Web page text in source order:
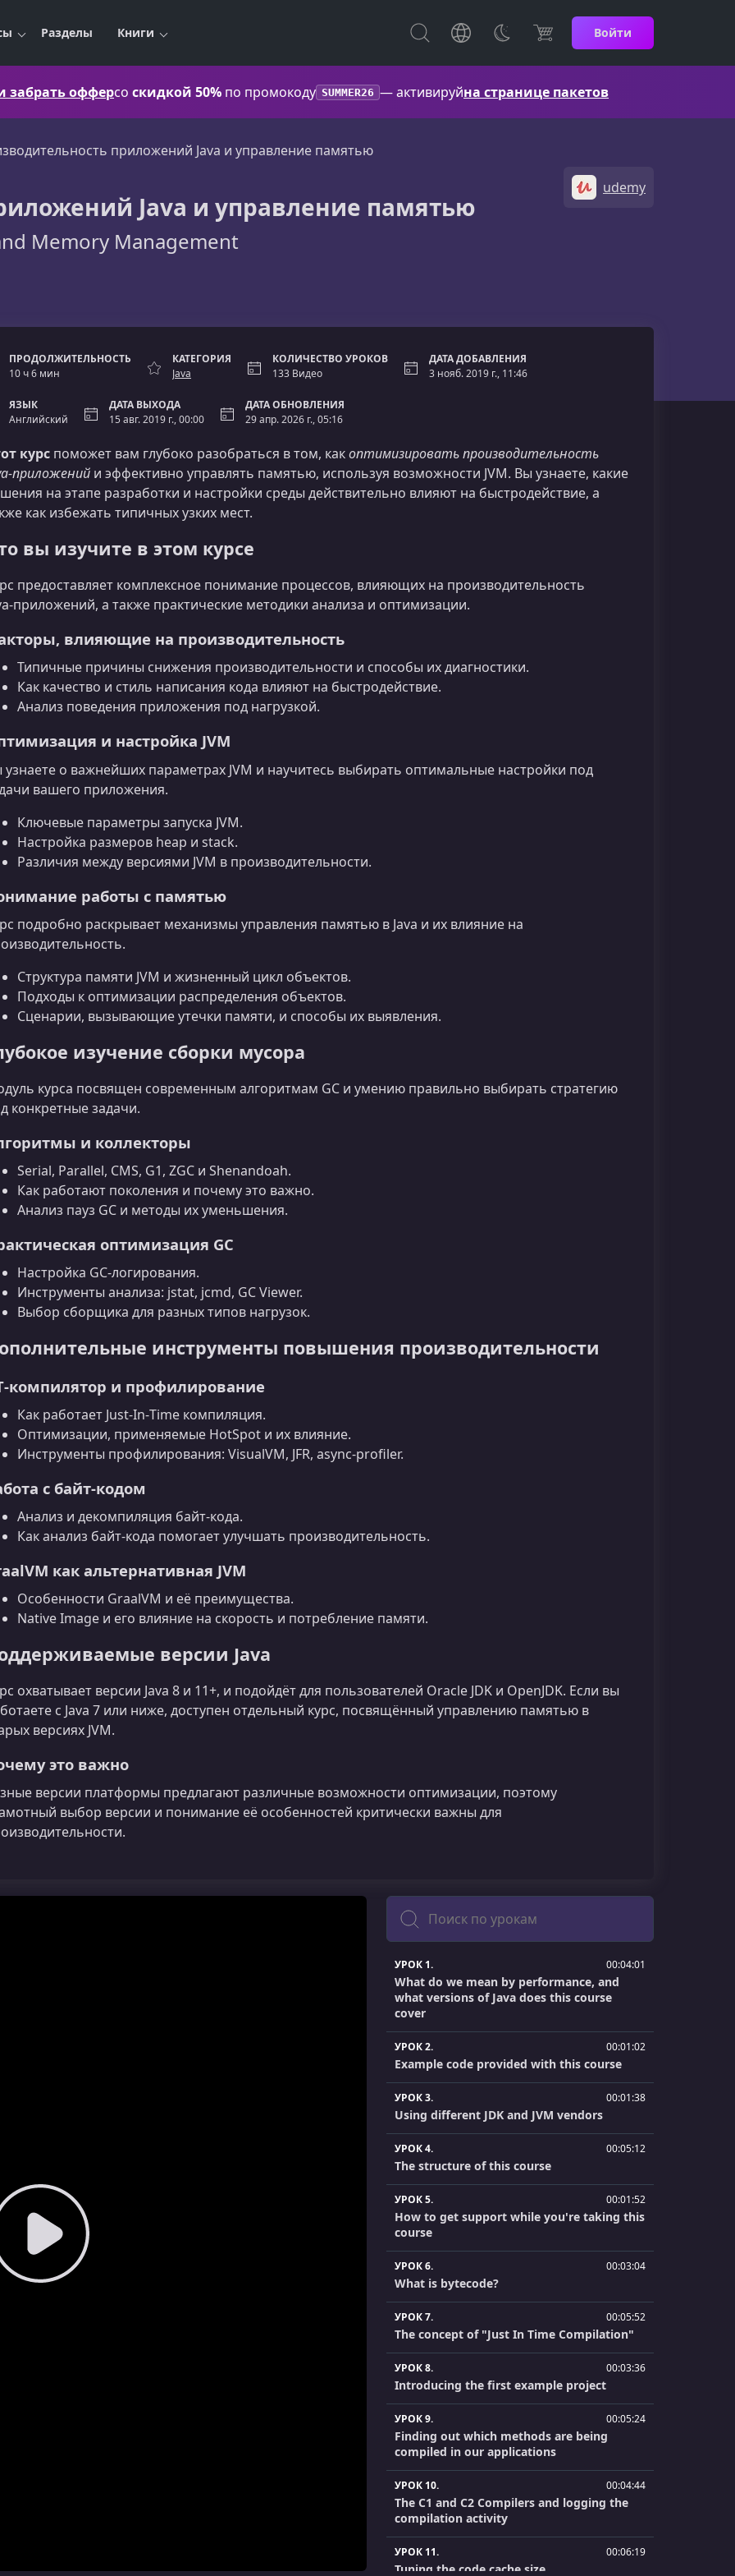
Разделы Книги Войти
забрать офферсо скидкой 50% по промокоду SUMMER26 — активируйна странице пакетов
приложений Java и управление памятью
Java и управление памятью
Memory Management
udemy
ПРОДОЛЖИТЕЛЬНОСТЬ
10 ч 6 мин
КАТЕГОРИЯ
Java
КОЛИЧЕСТВО УРОКОВ
133 Видео
ДАТА ДОБАВЛЕНИЯ
3 нояб. 2019 г., 11:46
ЯЗЫК
Английский
ДАТА ВЫХОДА
15 авг. 2019 г., 00:00
ДАТА ОБНОВЛЕНИЯ
29 апр. 2026 г., 05:16
курс поможет вам глубоко разобраться в том, какоптимизировать производительность
и эффективно управлять памятью, используя возможности JVM. Вы узнаете, какие
на этапе разработки и настройки среды действительно влияют на быстродействие, а
как избежать типичных узких мест.
вы изучите в этом курсе
предоставляет комплексное понимание процессов, влияющих на производительность
а также практические методики анализа и оптимизации.
влияющие на производительность
Типичные причины снижения производительности и способы их диагностики.
Как качество и стиль написания кода влияют на быстродействие.
Анализ поведения приложения под нагрузкой.
и настройка JVM
узнаете о важнейших параметрах JVM и научитесь выбирать оптимальные настройки под
вашего приложения.
Ключевые параметры запуска JVM.
Настройка размеров heap и stack.
Различия между версиями JVM в производительности.
работы с памятью
подробно раскрывает механизмы управления памятью в Java и их влияние на
Структура памяти JVM и жизненный цикл объектов.
Подходы к оптимизации распределения объектов.
Сценарии, вызывающие утечки памяти, и способы их выявления.
изучение сборки мусора
курса посвящен современным алгоритмам GC и умению правильно выбирать стратегию
конкретные задачи.
и коллекторы
Serial, Parallel, CMS, G1, ZGC и Shenandoah.
Как работают поколения и почему это важно.
Анализ пауз GC и методы их уменьшения.
оптимизация GC
Настройка GC‑логирования.
Инструменты анализа: jstat, jcmd, GC Viewer.
Выбор сборщика для разных типов нагрузок.
инструменты повышения производительности
и профилирование
Как работает Just‑In‑Time компиляция.
Оптимизации, применяемые HotSpot и их влияние.
Инструменты профилирования: VisualVM, JFR, async‑profiler.
с байт‑кодом
Анализ и декомпиляция байт‑кода.
Как анализ байт‑кода помогает улучшать производительность.
как альтернативная JVM
Особенности GraalVM и её преимущества.
Native Image и его влияние на скорость и потребление памяти.
версии Java
охватывает версии Java 8 и 11+, и подойдёт для пользователей Oracle JDK и OpenJDK. Если вы
с Java 7 или ниже, доступен отдельный курс, посвящённый управлению памятью в
версиях JVM.
это важно
версии платформы предлагают различные возможности оптимизации, поэтому
выбор версии и понимание её особенностей критически важны для
Поиск
УРОК 1. 00:04:01
What do we mean by performance, and
what versions of Java does this course
cover
УРОК 2. 00:01:02
Example code provided with this course
УРОК 3. 00:01:38
Using different JDK and JVM vendors
УРОК 4. 00:05:12
The structure of this course
УРОК 5. 00:01:52
How to get support while you're taking this
course
УРОК 6. 00:03:04
What is bytecode?
УРОК 7. 00:05:52
The concept of "Just In Time Compilation"
УРОК 8. 00:03:36
Introducing the first example project
УРОК 9. 00:05:24
Finding out which methods are being
compiled in our applications
УРОК 10. 00:04:44
The C1 and C2 Compilers and logging the
compilation activity
УРОК 11. 00:06:19
Tuning the code cache size